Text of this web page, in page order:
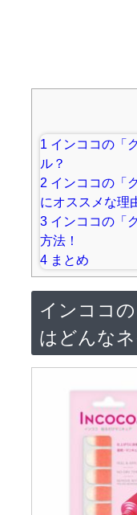
1 インココの「
ル？
2 インココの「
にオススメな理
3インココの「
方法！
4まとめ
インココ
はどんなネ